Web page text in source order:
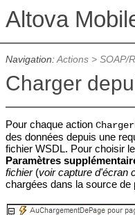
Navigation:Actions> SOAP/
Charger
Pour chaque action
des données depuis une
fichier WSDL. Pour choisir
Paramètres
fichier(voir capture d'écran
chargées dans la source de